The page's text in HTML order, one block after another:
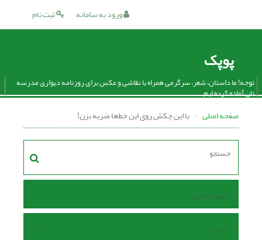
ثبت نام ورود به سامانه
پوپک
توجه! ما داستان، شعر، سرگرمی همراه با نقاشی و عکس برای روزنامه دیواری مدرسه
تان آماده کرده ایم.
صفحه اصلی با این چکش روی این خط‌ها ضربه بزن!
صفحه اصلی
مرور